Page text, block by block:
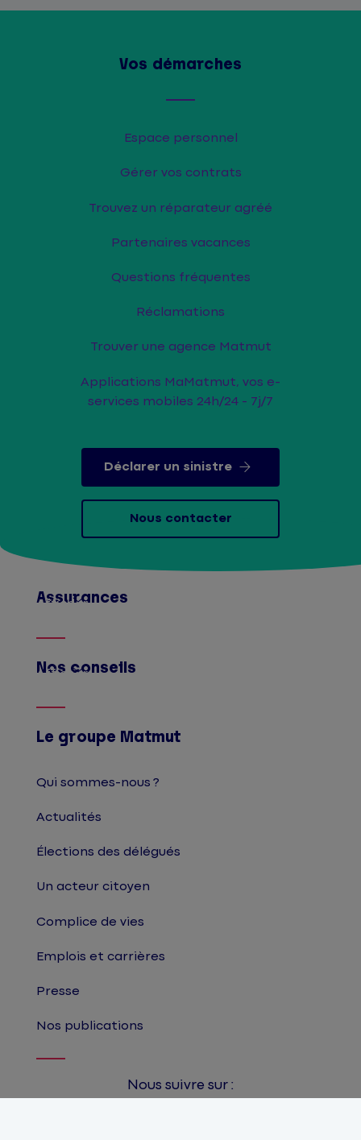
Vos démarches
Espace personnel
Gérer vos contrats
Trouvez un réparateur agréé
Partenaires vacances
Questions fréquentes
Réclamations
Trouver une agence Matmut
Applications MaMatmut, vos e-
services mobiles 24h/24 - 7j/7
Déclarer un sinistre
Nous contacter
Assurances
Afficher
Nos conseils
Afficher
Le groupe Matmut
Qui sommes-nous ?
Actualités
Élections des délégués
Un acteur citoyen
Complice de vies
Emplois et carrières
Presse
Nos publications
Nous suivre sur :